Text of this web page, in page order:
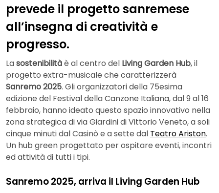
prevede il progetto sanremese
all’insegna di creatività e
progresso.
Lasostenibilitàè al centro del Living Garden Hub, il
progetto extra-musicale che caratterizzerà
Sanremo 2025. Gli organizzatori della 75esima
edizione del Festival della Canzone Italiana, dal 9 al 16
febbraio, hanno ideato questo spazio innovativo nella
zona strategica di via Giardini di Vittorio Veneto, a soli
cinque minuti dal Casinò e a sette dal Teatro Ariston.
Un hub green progettato per ospitare eventi, incontri
ed attività di tutti i tipi.
Sanremo 2025, arriva il Living Garden Hub